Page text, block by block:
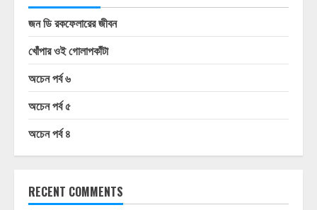
জন ডি রকফেলারের জীবন
খোঁপার ওই গোলাপকাঁটা
অচেন পর্ব ৬
অচেন পর্ব ৫
অচেন পর্ব ৪
RECENT COMMENTS